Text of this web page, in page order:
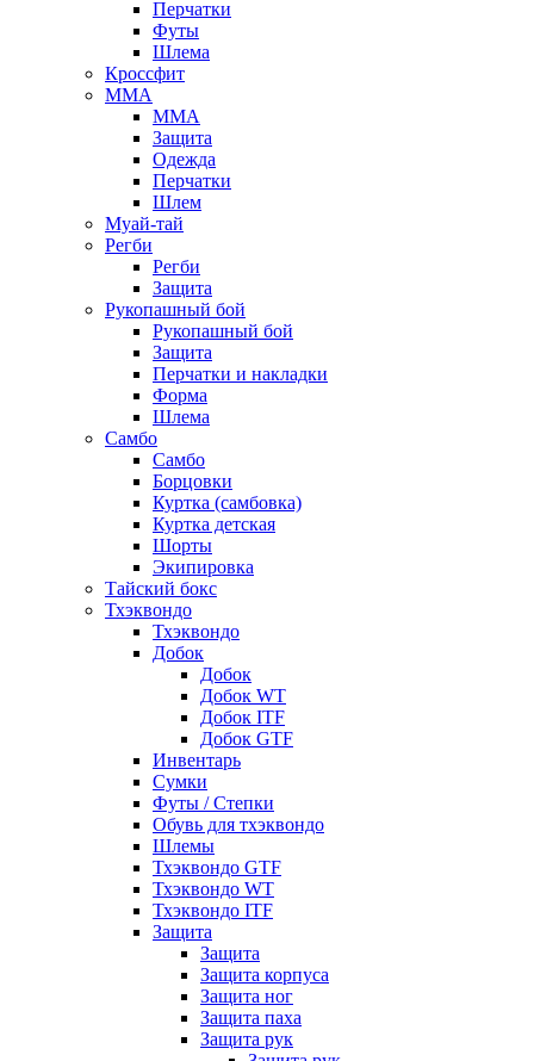
Перчатки
Футы
Шлема
Кроссфит
ММА
ММА
Защита
Одежда
Перчатки
Шлем
Муай-тай
Регби
Регби
Защита
Рукопашный бой
Рукопашный бой
Защита
Перчатки и накладки
Форма
Шлема
Самбо
Самбо
Борцовки
Куртка (самбовка)
Куртка детская
Шорты
Экипировка
Тайский бокс
Тхэквондо
Тхэквондо
Добок
Добок
Добок WT
Добок ITF
Добок GTF
Инвентарь
Сумки
Футы / Степки
Обувь для тхэквондо
Шлемы
Тхэквондо GTF
Тхэквондо WT
Тхэквондо ITF
Защита
Защита
Защита корпуса
Защита ног
Защита паха
Защита рук